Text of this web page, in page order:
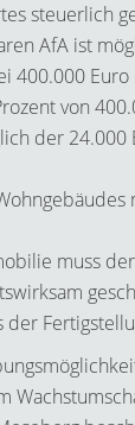
steuerlich
AfA ist
400.000
von
der 24.000
muss
der